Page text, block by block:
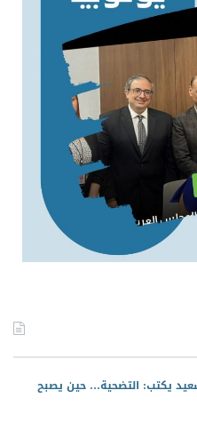
يكتب: التضحية… حين يصبح